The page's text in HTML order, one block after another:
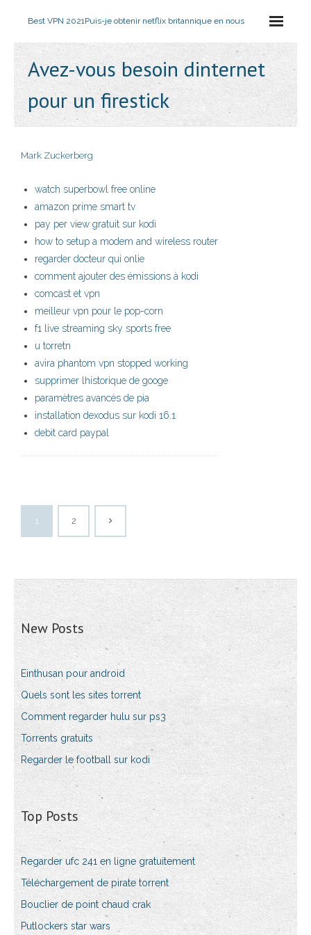
Best VPN 2021Puis-je obtenir netflix britannique en nous
Avez-vous besoin dinternet
pour un firestick
Mark Zuckerberg
watch superbowl free online
amazon prime smart tv
pay per view gratuit sur kodi
how to setup a modem and wireless router
regarder docteur qui onlie
comment ajouter des émissions à kodi
comcast et vpn
meilleur vpn pour le pop-corn
f1 live streaming sky sports free
u torretn
avira phantom vpn stopped working
supprimer lhistorique de googe
paramètres avancés de pia
installation dexodus sur kodi 16.1
debit card paypal
1 2
New Posts
Einthusan pour android
Quels sont les sites torrent
Comment regarder hulu sur ps3
Torrents gratuits
Regarder le football sur kodi
Top Posts
Regarder ufc 241 en ligne gratuitement
Téléchargement de pirate torrent
Bouclier de point chaud crak
Putlockers star wars